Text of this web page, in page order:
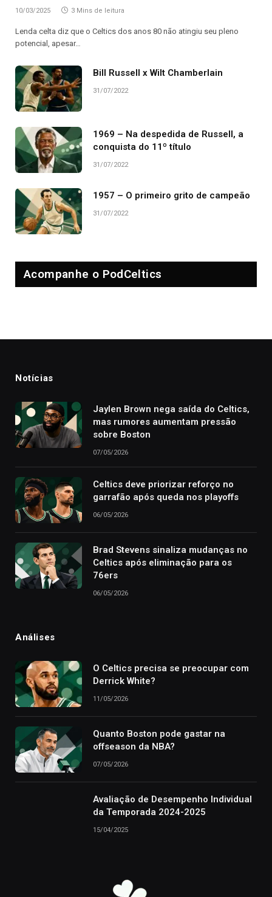
10/03/2025 3 Mins de leitura
Lenda celta diz que o Celtics dos anos 80 não atingiu seu pleno
potencial, apesar…
Bill Russell x Wilt Chamberlain
31/07/2022
1969 – Na despedida de Russell, a
conquista do 11º título
31/07/2022
1957 – O primeiro grito de campeão
31/07/2022
Acompanhe o PodCeltics
Notícias
Jaylen Brown nega saída do Celtics,
mas rumores aumentam pressão
sobre Boston
07/05/2026
Celtics deve priorizar reforço no
garrafão após queda nos playoffs
06/05/2026
Brad Stevens sinaliza mudanças no
Celtics após eliminação para os
76ers
06/05/2026
Análises
O Celtics precisa se preocupar com
Derrick White?
11/05/2026
Quanto Boston pode gastar na
offseason da NBA?
07/05/2026
Avaliação de Desempenho Individual
da Temporada 2024-2025
15/04/2025